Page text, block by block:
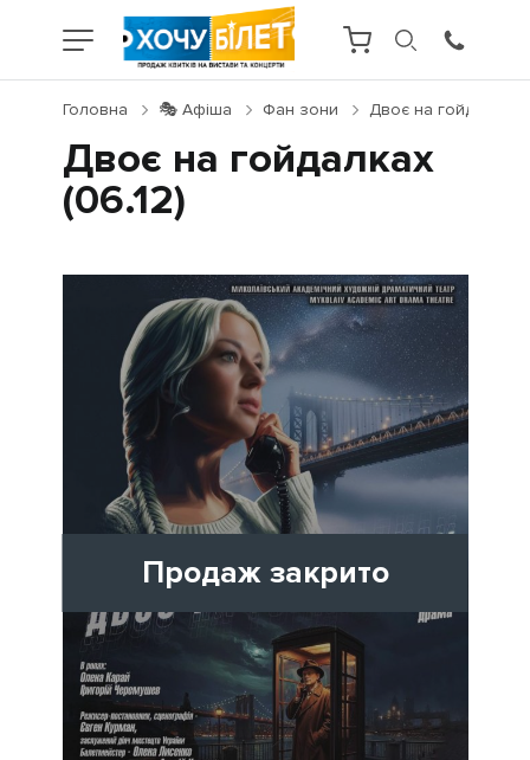
Головна 🎭 Афіша Фан зони Двоє на гойдалках
Двоє на гойдалках
(06.12)
Продаж закрито